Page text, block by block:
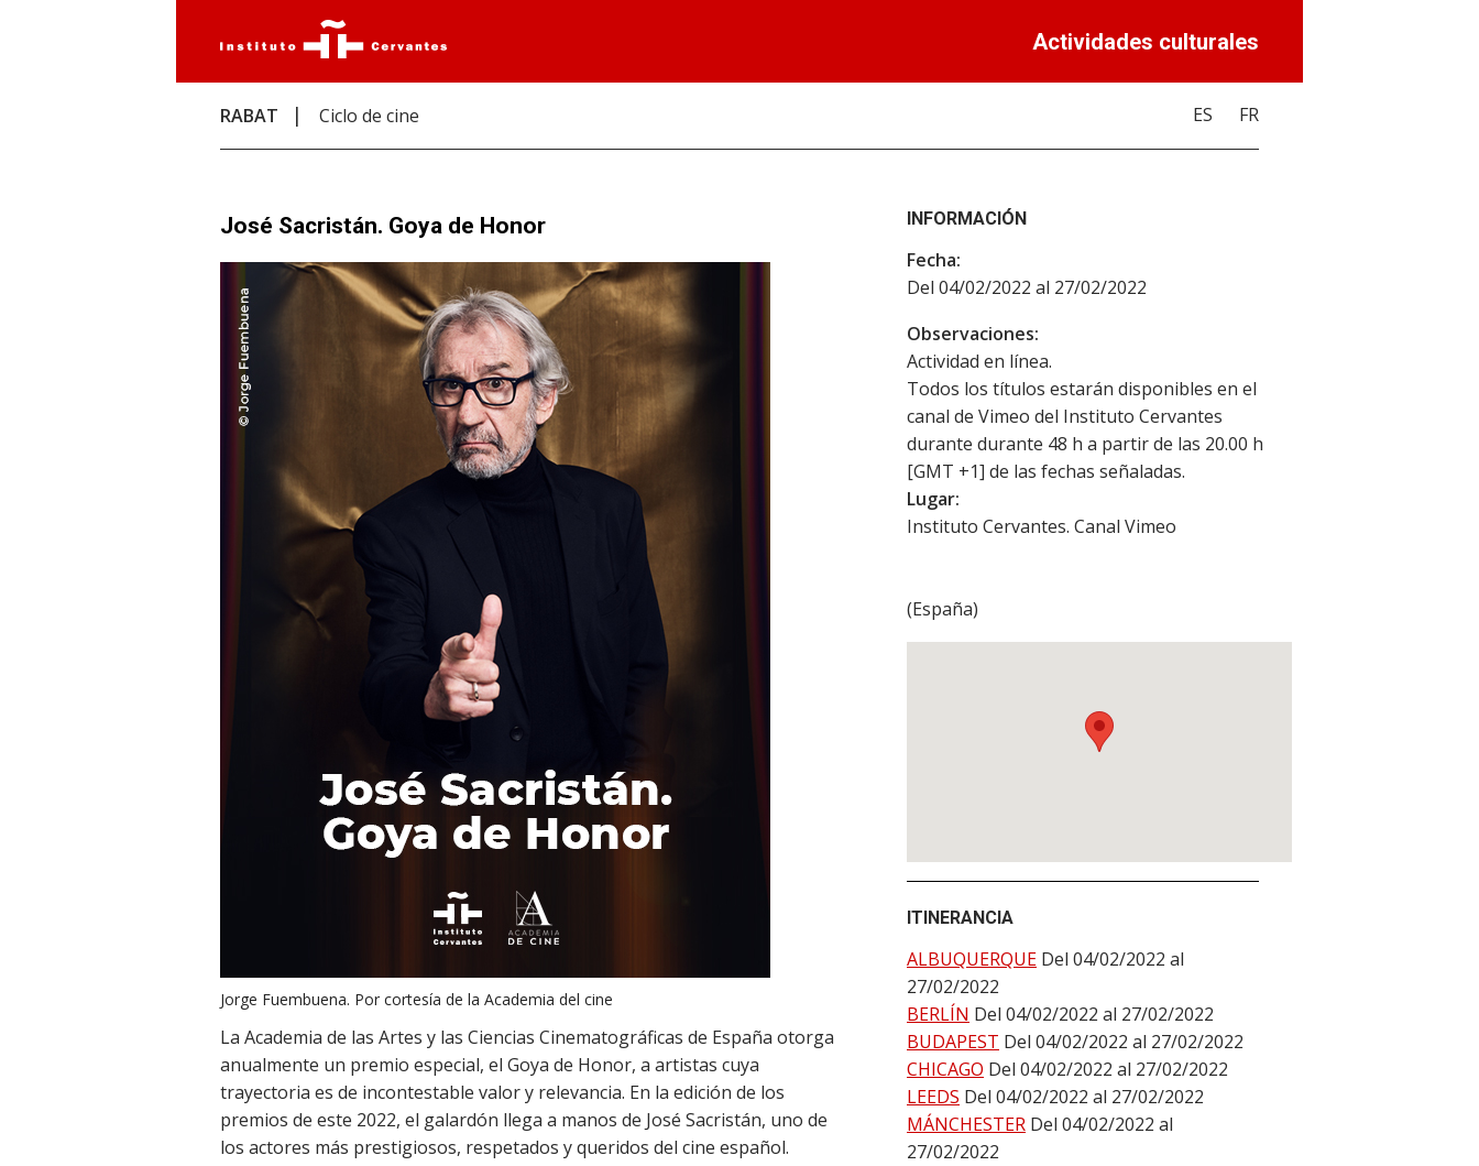
Actividades culturales
RABAT Ciclo de cine ES FR
José Sacristán. Goya de Honor
Jorge Fuembuena. Por cortesía de la Academia del cine
La Academia de las Artes y las Ciencias Cinematográficas de España otorga
anualmente un premio especial, el Goya de Honor, a artistas cuya
trayectoria es de incontestable valor y relevancia. En la edición de los
premios de este 2022, el galardón llega a manos de José Sacristán, uno de
los actores más prestigiosos, respetados y queridos del cine español.
INFORMACIÓN
Fecha:
Del 04/02/2022 al 27/02/2022
Observaciones:
Actividad en línea.
Todos los títulos estarán disponibles en el
canal de Vimeo del Instituto Cervantes
durante durante 48 h a partir de las 20.00 h
[GMT +1] de las fechas señaladas.
Lugar:
Instituto Cervantes. Canal Vimeo
(España)
ITINERANCIA
ALBUQUERQUE Del 04/02/2022 al
27/02/2022
BERLÍN Del 04/02/2022 al 27/02/2022
BUDAPEST Del 04/02/2022 al 27/02/2022
CHICAGO Del 04/02/2022 al 27/02/2022
LEEDS Del 04/02/2022 al 27/02/2022
MÁNCHESTER Del 04/02/2022 al
27/02/2022